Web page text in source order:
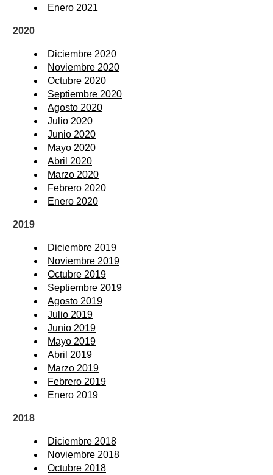
Enero 2021
2020
Diciembre 2020
Noviembre 2020
Octubre 2020
Septiembre 2020
Agosto 2020
Julio 2020
Junio 2020
Mayo 2020
Abril 2020
Marzo 2020
Febrero 2020
Enero 2020
2019
Diciembre 2019
Noviembre 2019
Octubre 2019
Septiembre 2019
Agosto 2019
Julio 2019
Junio 2019
Mayo 2019
Abril 2019
Marzo 2019
Febrero 2019
Enero 2019
2018
Diciembre 2018
Noviembre 2018
Octubre 2018